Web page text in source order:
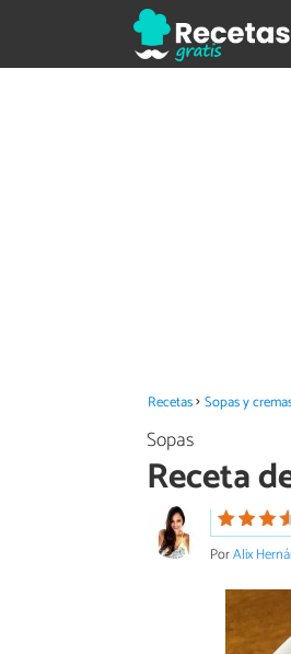
Recetas Sopas y
Sopas
Receta
PorAlix